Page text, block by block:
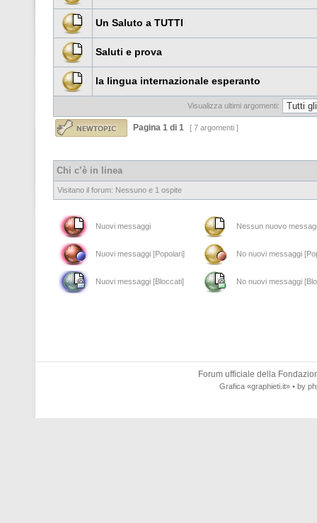
Un Saluto a TUTTI
Saluti e prova
la lingua internazionale esperanto
Visualizza ultimi argomenti:
Pagina 1 di 1 [ 7 argomenti ]
Chi c’è in linea
Visitano il forum: Nessuno e 1 ospite
Nuovi messaggi Nessun nuovo
Nuovi messaggi [Popolari] No nuovi messaggi
Nuovi messaggi [Bloccati] No nuovi messaggi
Forum ufficiale della
Grafica «graphieti.it» • by